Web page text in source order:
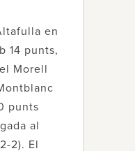
en
14 punts,
Morell
punts
al
2). El